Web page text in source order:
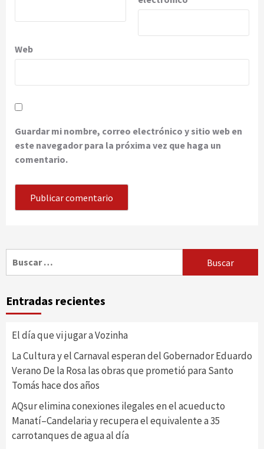
Web
Guardar mi nombre, correo electrónico y sitio web en
este navegador para la próxima vez que haga un
comentario.
Entradas recientes
El día que vi jugar a Vozinha
La Cultura y el Carnaval esperan del Gobernador Eduardo
Verano De la Rosa las obras que prometió para Santo
Tomás hace dos años
AQsur elimina conexiones ilegales en el acueducto
Manatí–Candelaria y recupera el equivalente a 35
carrotanques de agua al día